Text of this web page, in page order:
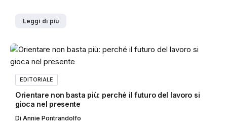
Leggi di più
EDITORIALE
Orientare non basta più: perché il futuro del lavoro si
gioca nel presente
Di Annie Pontrandolfo